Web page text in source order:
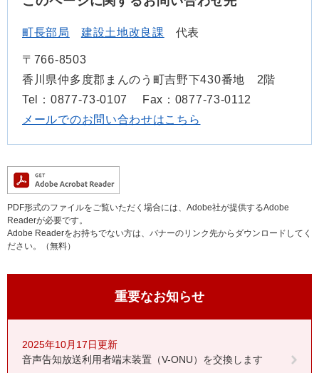
町長部局 建設土地改良課 代表
〒766-8503
香川県仲多度郡まんのう町吉野下430番地 2階
Tel：0877-73-0107
Fax：0877-73-0112
メールでのお問い合わせはこちら
PDF形式のファイルをご覧いただく場合には、Adobe社が提供するAdobe
Readerが必要です。
Adobe Readerをお持ちでない方は、バナーのリンク先からダウンロードしてく
ださい。（無料）
重要なお知らせ
2025年10月17日更新
音声告知放送利用者端末装置（V-ONU）を交換します